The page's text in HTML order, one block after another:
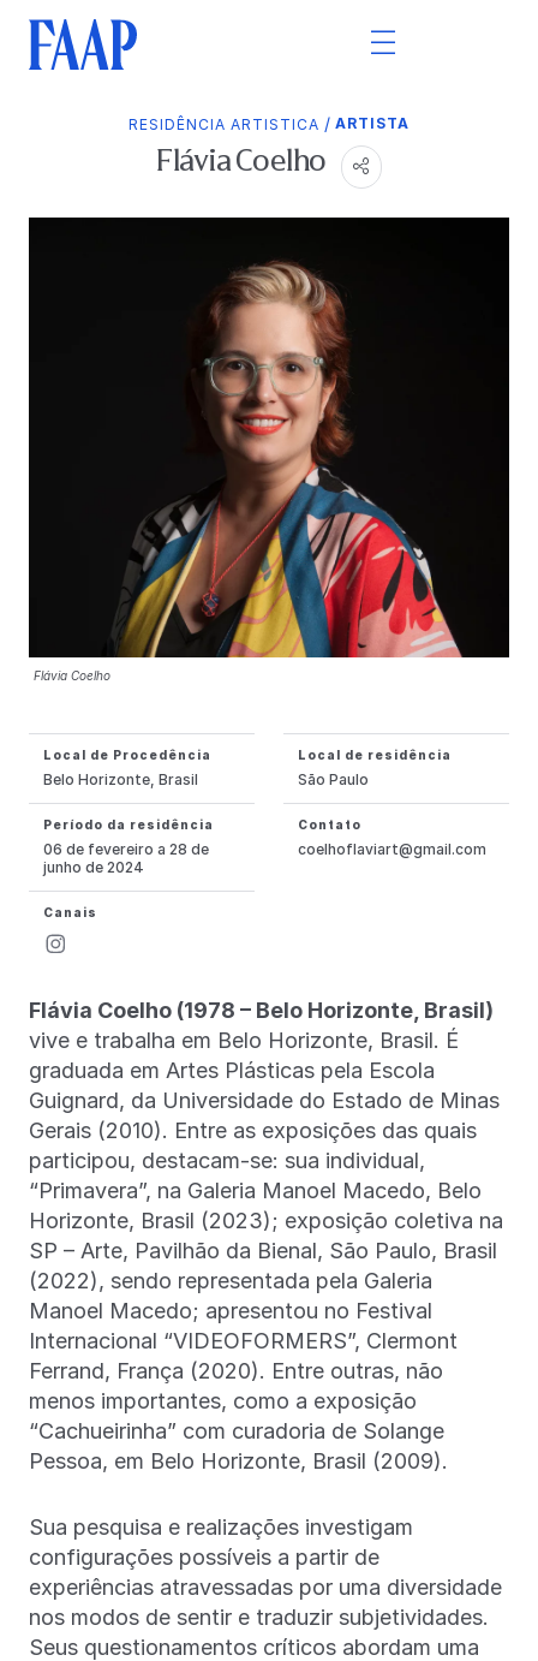
RESIDÊNCIA ARTISTICA / ARTISTA
Flávia Coelho
Flávia Coelho
Local de Procedência
Belo Horizonte, Brasil
Local de residência
São Paulo
Período da residência
06 de fevereiro a 28 de
junho de 2024
Contato
coelhoflaviart@gmail.com
Canais
Flávia Coelho (1978 – Belo Horizonte, Brasil)
vive e trabalha em Belo Horizonte, Brasil. É
graduada em Artes Plásticas pela Escola
Guignard, da Universidade do Estado de Minas
Gerais (2010). Entre as exposições das quais
participou, destacam-se: sua individual,
“Primavera”, na Galeria Manoel Macedo, Belo
Horizonte, Brasil (2023); exposição coletiva na
SP – Arte, Pavilhão da Bienal, São Paulo, Brasil
(2022), sendo representada pela Galeria
Manoel Macedo; apresentou no Festival
Internacional “VIDEOFORMERS”, Clermont
Ferrand, França (2020). Entre outras, não
menos importantes, como a exposição
“Cachueirinha” com curadoria de Solange
Pessoa, em Belo Horizonte, Brasil (2009).
Sua pesquisa e realizações investigam
configurações possíveis a partir de
experiências atravessadas por uma diversidade
nos modos de sentir e traduzir subjetividades.
Seus questionamentos críticos abordam uma